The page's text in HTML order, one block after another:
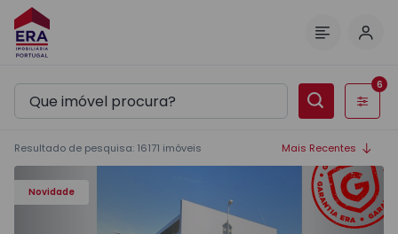
Filtros
6
Resultado de pesquisa: 16171 imóveis Mais Recentes
Novidade
Apartamento T3 Póvoa de Varzim, Póvoa de Varzim,